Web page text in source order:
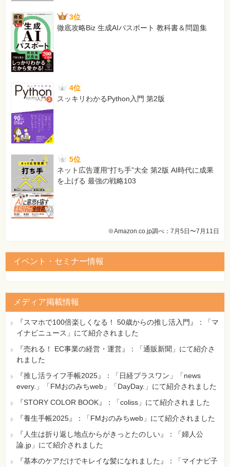
3位
徹底攻略Biz 生成AIパスポート 教科書＆問題集
4位
スッキリわかるPython入門 第2版
5位
ネット広告運用“打ち手”大全 第2版 AI時代に成果
を上げる 最強の戦略103
※Amazon.co.jp調べ：7月5日〜7月11日
イベント・セミナー情報
メディア掲載情報
『スマホで100倍楽しくなる！ 50歳からの推し活入門』：「マ
イナビニュース」にて紹介されました
『売れる！ EC事業の経営・運営』：「通販新聞」にて紹介さ
れました
『推し活ライフ手帳2025』：「日経プラスワン」「news
every.」「FMおのみちweb」「DayDay.」にて紹介されました
『STORY COLOR BOOK』：「coliss」にて紹介されました
『養生手帳2025』：「FMおのみちweb」にて紹介されました
『人生は折り返し地点からがきっとたのしい』：「婦人公
論.jp」にて紹介されました
『基本のケアだけでキレイな髪になれました』：「マイナビ子